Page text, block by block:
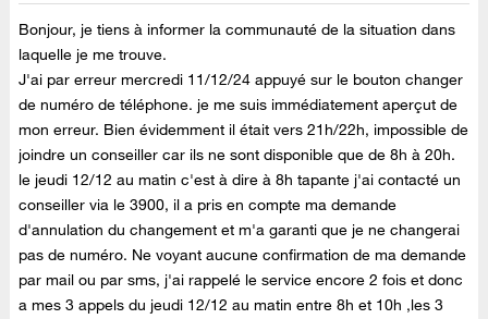
Bonjour, je tiens à informer la communauté de la situation dans
laquelle je me trouve.
J'ai par erreur mercredi 11/12/24 appuyé sur le bouton changer
de numéro de téléphone. je me suis immédiatement aperçut de
mon erreur. Bien évidemment il était vers 21h/22h, impossible de
joindre un conseiller car ils ne sont disponible que de 8h à 20h.
le jeudi 12/12 au matin c'est à dire à 8h tapante j'ai contacté un
conseiller via le 3900, il a pris en compte ma demande
d'annulation du changement et m'a garanti que je ne changerai
pas de numéro. Ne voyant aucune confirmation de ma demande
par mail ou par sms, j'ai rappelé le service encore 2 fois et donc
a mes 3 appels du jeudi 12/12 au matin entre 8h et 10h ,les 3